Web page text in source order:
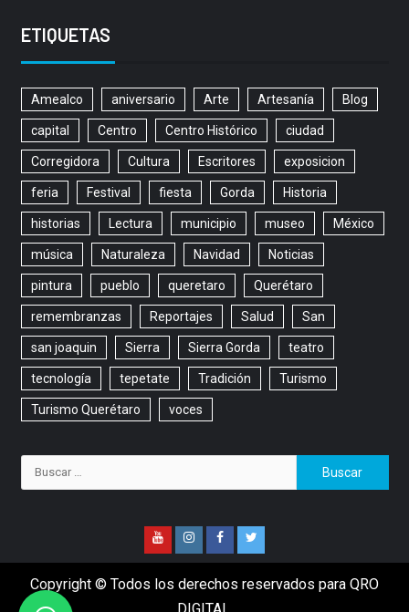
ETIQUETAS
Amealco aniversario Arte Artesanía Blog
capital Centro Centro Histórico ciudad
Corregidora Cultura Escritores exposicion
feria Festival fiesta Gorda Historia
historias Lectura municipio museo México
música Naturaleza Navidad Noticias
pintura pueblo queretaro Querétaro
remembranzas Reportajes Salud San
san joaquin Sierra Sierra Gorda teatro
tecnología tepetate Tradición Turismo
Turismo Querétaro voces
Copyright © Todos los derechos reservados para QRO
DIGITAL.